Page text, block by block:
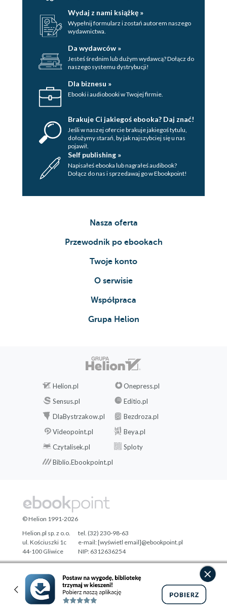
Wydaj z nami książkę »
Wypełnij formularz i zostań autorem naszego
wydawnictwa.
Da wydawców »
Jesteś średnim lub dużym wydawcą? Dołącz do
naszego systemu dystrybucji!
Dla biznesu »
Ebooki i audiobooki w Twojej firmie.
Brakuje Ci jakiegoś ebooka? Daj znać!
Jeśli w naszej ofercie brakuje jakiegoś tytulu,
dołożymy starań, by jak najszybciej się u nas
pojawił.
Self publishing »
Napisałeś ebooka lub nagrałeś audibook?
Dołącz do nas i sprzedawaj go w Ebookpoint!
Nasza oferta
Przewodnik po ebookach
Twoje konto
O serwisie
Współpraca
Grupa Helion
Helion.pl
Onepress.pl
Sensus.pl
Editio.pl
DlaBystrzakow.pl
Bezdroza.pl
Videopoint.pl
Beya.pl
Czytalisek.pl
Sploty
Biblio.Ebookpoint.pl
Designed with ♥ byTonik.pl
© Helion 1991-2026
Helion.pl sp. z o.o.
ul. Kościuszki 1c
44-100 Gliwice
tel. (32) 230-98-63
e-mail:[wyświetl email]@ebookpoint.pl
NIP: 6312636254
Regon: 241989027
Pełna wersja strony »